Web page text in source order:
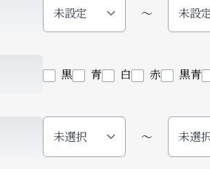
〜
黒 青 白 赤 黒青
〜